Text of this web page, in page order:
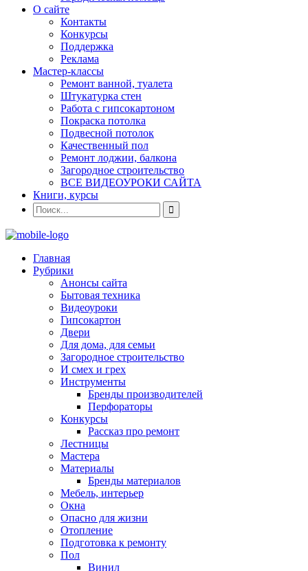
О сайте
Контакты
Конкурсы
Поддержка
Реклама
Мастер-классы
Ремонт ванной, туалета
Штукатурка стен
Работа с гипсокартоном
Покраска потолка
Подвесной потолок
Качественный пол
Ремонт лоджии, балкона
Загородное строительство
ВСЕ ВИДЕОУРОКИ САЙТА
Книги, курсы
Главная
Рубрики
Анонсы сайта
Бытовая техника
Видеоуроки
Гипсокартон
Двери
Для дома, для семьи
Загородное строительство
И смех и грех
Инструменты
Бренды производителей
Перфораторы
Конкурсы
Рассказ про ремонт
Лестницы
Мастера
Материалы
Бренды материалов
Мебель, интерьер
Окна
Опасно для жизни
Отопление
Подготовка к ремонту
Пол
Винил